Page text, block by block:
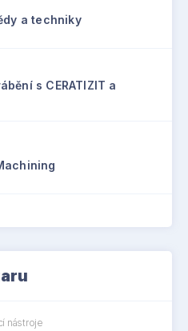
a techniky
s CERATIZIT a
nástroje